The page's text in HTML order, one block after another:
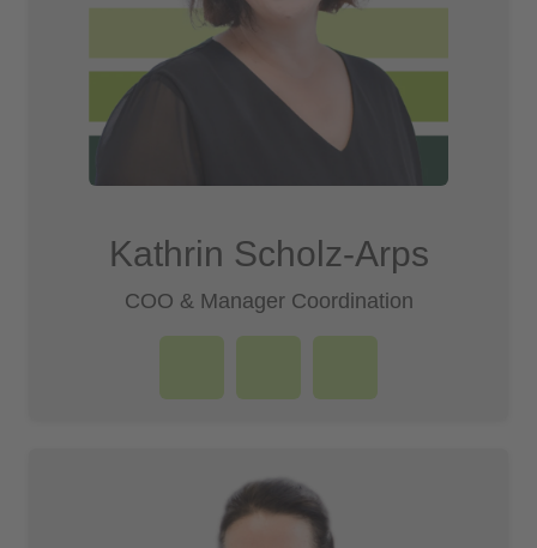
Kathrin Scholz-Arps­­
COO & Manager Coordination